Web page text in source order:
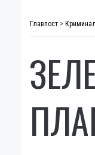
Главпост > Криминал